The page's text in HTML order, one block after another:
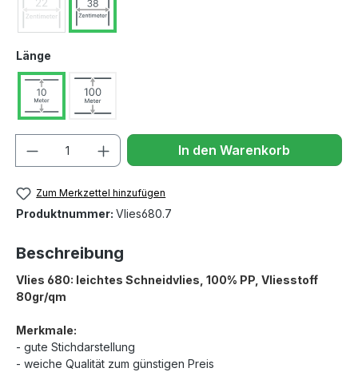
Länge
In den Warenkorb
Zum Merkzettel hinzufügen
Produktnummer: Vlies680.7
Beschreibung
Vlies 680: leichtes Schneidvlies, 100% PP, Vliesstoff
80gr/qm
Merkmale:
- gute Stichdarstellung
- weiche Qualität zum günstigen Preis